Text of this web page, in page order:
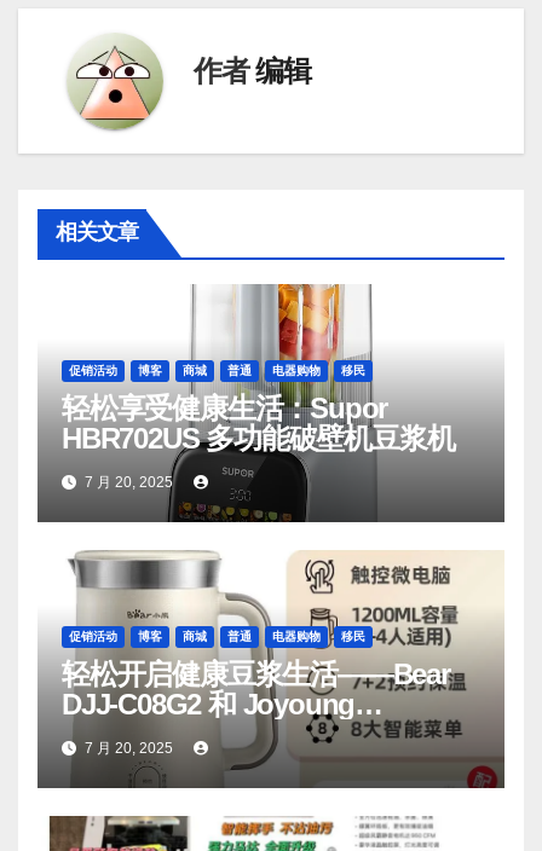
作者编辑
相关文章
促销活动 博客 商城 普通 电器购物 移民
轻松享受健康生活：Supor
HBR702US 多功能破壁机豆浆机
7 月 20, 2025
促销活动 博客 商城 普通 电器购物 移民
轻松开启健康豆浆生活——Bear
DJJ‑C08G2 和 Joyoung
DJ06M‑D53，你值得拥有
7 月 20, 2025